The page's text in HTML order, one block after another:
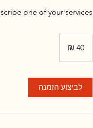
one of your services.
חדשים
לביצוע הזמנה